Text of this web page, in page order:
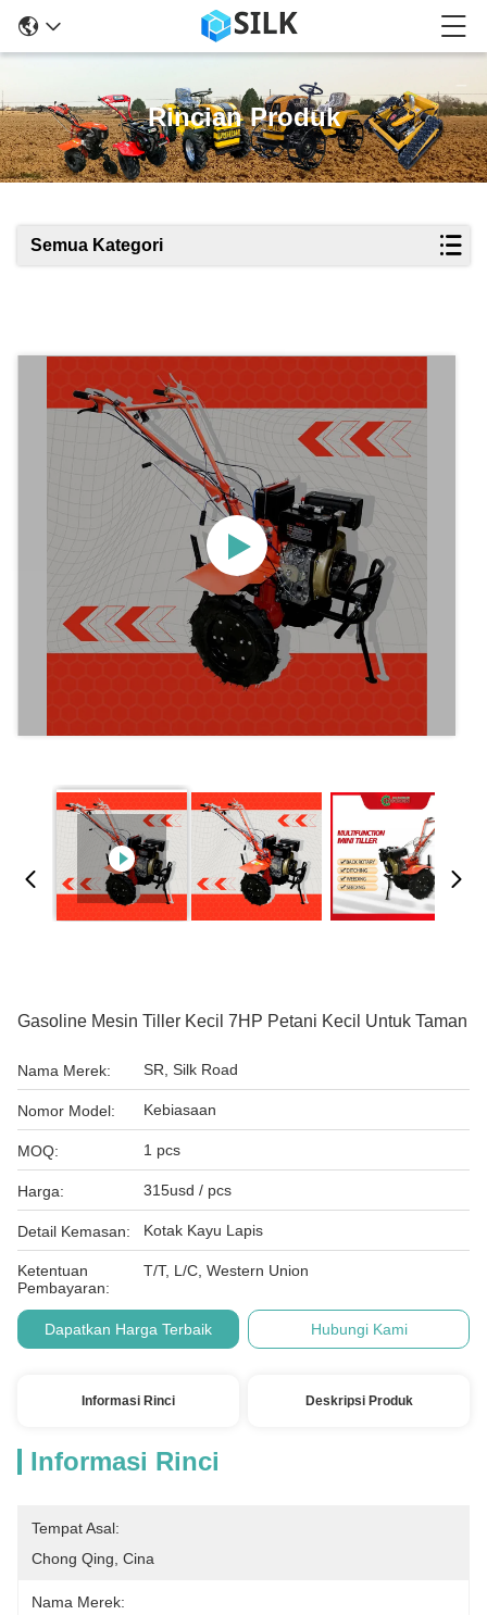
Rincian Produk
Semua Kategori
Gasoline Mesin Tiller Kecil 7HP Petani Kecil Untuk Taman
Nama Merek: SR, Silk Road
Nomor Model: Kebiasaan
MOQ: 1 pcs
Harga: 315usd / pcs
Detail Kemasan: Kotak Kayu Lapis
Ketentuan
Pembayaran:
T/T, L/C, Western Union
Dapatkan Harga Terbaik Hubungi Kami
Informasi Rinci Deskripsi Produk
Informasi Rinci
Tempat Asal:
Chong Qing, Cina
Nama Merek: